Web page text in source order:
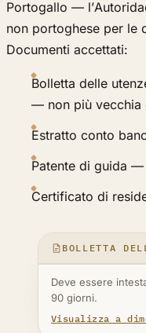
Portogallo —
non portoghese per le
Documenti accettati:
Bolletta delle
— non più vecchia
Estratto conto
Patente di guida
Certificato di
BOLLETTA
Deve essere
90 giorni.
Visualizza a